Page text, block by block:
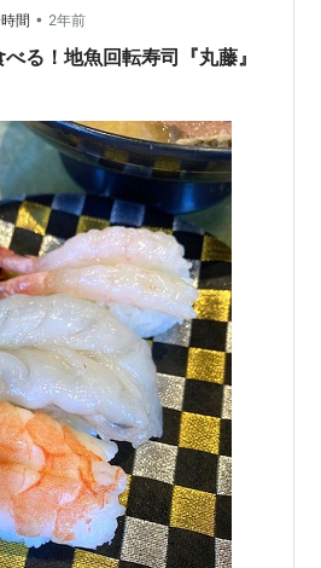
間 • 2年前
る！地魚回転寿司『丸藤』